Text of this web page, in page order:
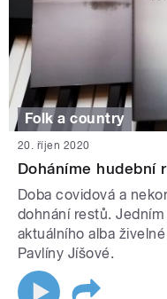
Folk a country
20. říjen 2020
Doháníme hudební
Doba covidová a
dohnání restů.
aktuálního alba
Pavlíny Jíšové.